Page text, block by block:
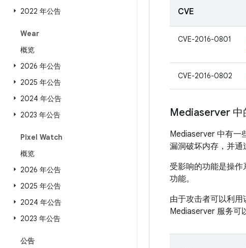
2022 年公告
Wear
概览
2026 年公告
2025 年公告
2024 年公告
2023 年公告
Pixel Watch
概览
2026 年公告
2025 年公告
2024 年公告
2023 年公告
公告
CVE
CVE-2016-0801
CVE-2016-0802
Mediaserver 中
Mediaserver 中有一
漏洞破坏内存，并通
受影响的功能是操
功能。
由于攻击者可以利用
Mediaserver 服务可